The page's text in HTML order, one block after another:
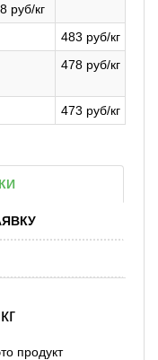
руб/кг
483 руб/кг
478 руб/кг
473 руб/кг
продукт